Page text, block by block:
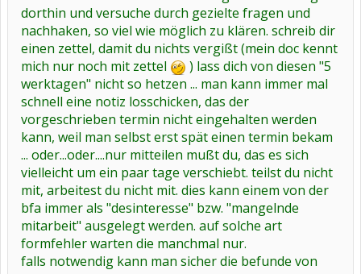
dorthin und versuche durch gezielte fragen und
nachhaken, so viel wie möglich zu klären. schreib dir
einen zettel, damit du nichts vergißt (mein doc kennt
mich nur noch mit zettel
) lass dich von diesen "5
werktagen" nicht so hetzen ... man kann immer mal
schnell eine notiz losschicken, das der
vorgeschrieben termin nicht eingehalten werden
kann, weil man selbst erst spät einen termin bekam
... oder...oder....nur mitteilen mußt du, das es sich
vielleicht um ein paar tage verschiebt. teilst du nicht
mit, arbeitest du nicht mit. dies kann einem von der
bfa immer als "desinteresse" bzw. "mangelnde
mitarbeit" ausgelegt werden. auf solche art
formfehler warten die manchmal nur.
falls notwendig kann man sicher die befunde von